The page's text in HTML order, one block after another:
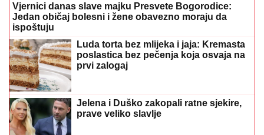
Vjernici danas slave majku Presvete Bogorodice:
Jedan običaj bolesni i žene obavezno moraju da
ispoštuju
Luda torta bez mlijeka i jaja: Kremasta
poslastica bez pečenja koja osvaja na
prvi zalogaj
Jelena i Duško zakopali ratne sjekire,
prave veliko slavlje